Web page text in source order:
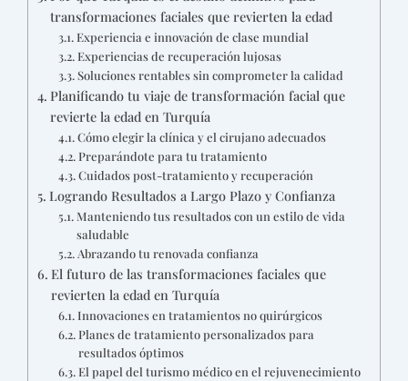
transformaciones faciales que revierten la edad
Experiencia e innovación de clase mundial
Experiencias de recuperación lujosas
Soluciones rentables sin comprometer la calidad
Planificando tu viaje de transformación facial que
revierte la edad en Turquía
Cómo elegir la clínica y el cirujano adecuados
Preparándote para tu tratamiento
Cuidados post-tratamiento y recuperación
Logrando Resultados a Largo Plazo y Confianza
Manteniendo tus resultados con un estilo de vida
saludable
Abrazando tu renovada confianza
El futuro de las transformaciones faciales que
revierten la edad en Turquía
Innovaciones en tratamientos no quirúrgicos
Planes de tratamiento personalizados para
resultados óptimos
El papel del turismo médico en el rejuvenecimiento